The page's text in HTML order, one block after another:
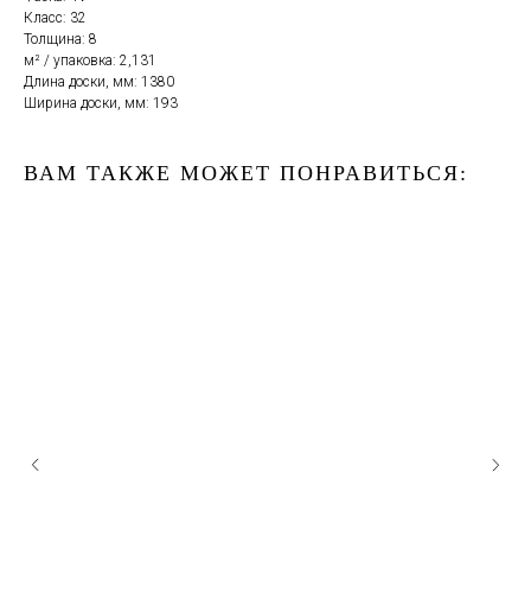
Класс: 32
Толщина: 8
м² / упаковка: 2,131
Длина доски, мм: 1380
Ширина доски, мм: 193
ВАМ ТАКЖЕ МОЖЕТ ПОНРАВИТЬСЯ: